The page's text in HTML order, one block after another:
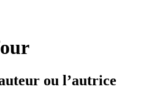
ou l’autrice